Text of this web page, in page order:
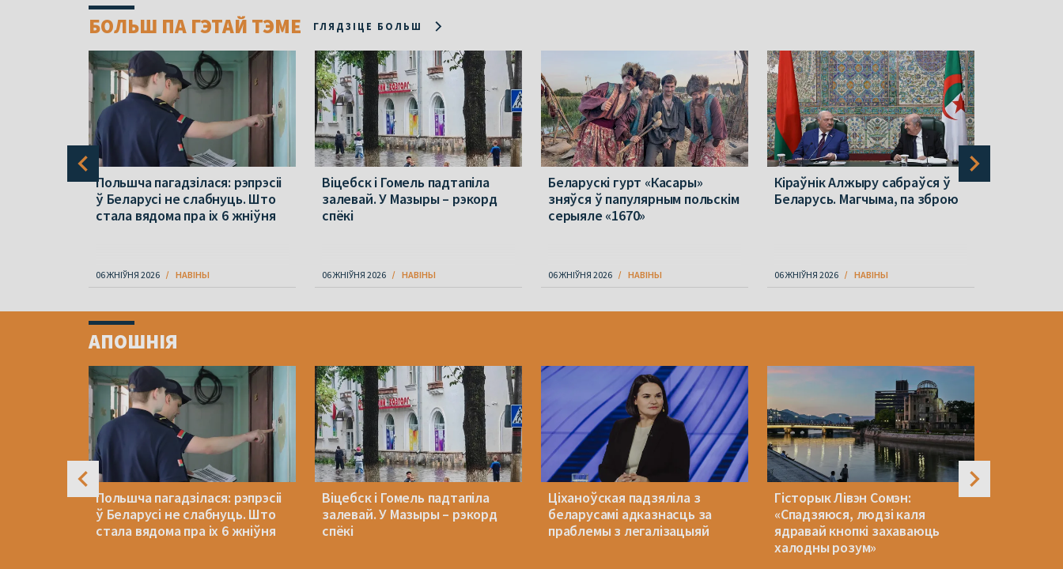
БОЛЬШ ПА ГЭТАЙ ТЭМЕ ГЛЯДЗІЦЕ БОЛЬШ
Польшча пагадзілася: рэпрэсіі
ў Беларусі не слабнуць. Што
стала вядома пра іх 6 жніўня
06 ЖНІЎНЯ 2026 НАВІНЫ
Віцебск і Гомель падтапіла
залевай. У Мазыры – рэкорд
спёкі
06 ЖНІЎНЯ 2026 НАВІНЫ
Беларускі гурт «Касары»
зняўся ў папулярным польскім
серыяле «1670»
06 ЖНІЎНЯ 2026 НАВІНЫ
Кіраўнік Алжыру сабраўся ў
Беларусь. Магчыма, па зброю
06 ЖНІЎНЯ 2026 НАВІНЫ
ofАПОШНІЯ
Польшча пагадзілася: рэпрэсіі
ў Беларусі не слабнуць. Што
стала вядома пра іх 6 жніўня
Віцебск і Гомель падтапіла
залевай. У Мазыры – рэкорд
спёкі
Ціханоўская падзяліла з
беларусамі адказнасць за
праблемы з легалізацыяй
Гісторык Лівэн Сомэн:
«Спадзяюся, людзі каля
ядравай кнопкі захаваюць
халодны розум»